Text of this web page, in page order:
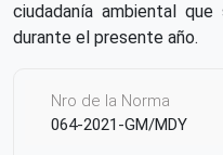
ciudadanía ambiental
durante el presente año.
Nro de la Norma
064-2021-GM/MDY